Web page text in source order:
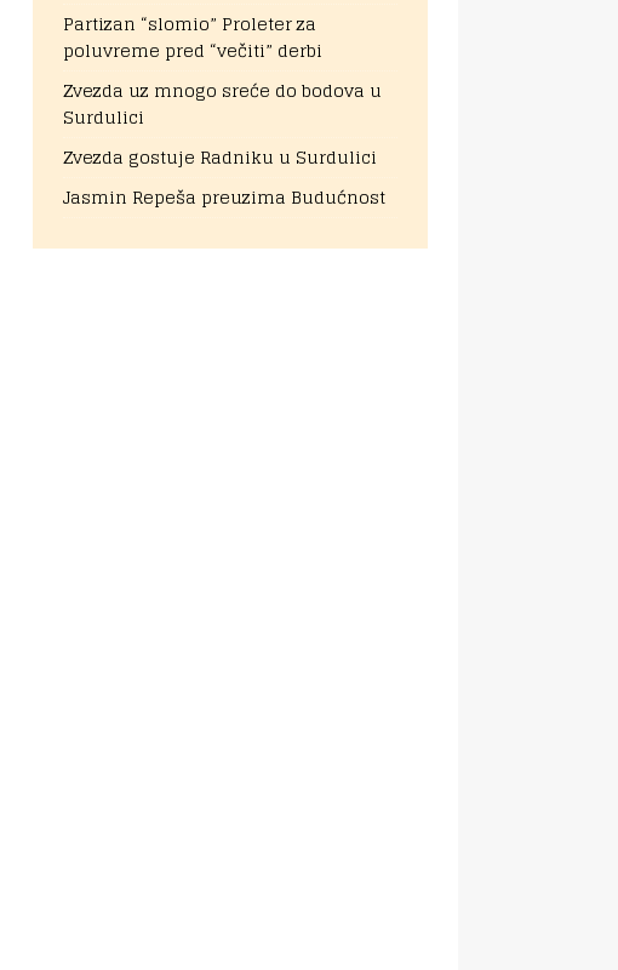
Partizan “slomio” Proleter za
poluvreme pred “večiti” derbi
Zvezda uz mnogo sreće do bodova u
Surdulici
Zvezda gostuje Radniku u Surdulici
Jasmin Repeša preuzima Budućnost